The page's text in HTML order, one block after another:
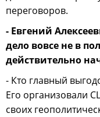
переговоров.
- Евгений
дело вовсе не в
действительно
- Кто главный
Его организовали
своих